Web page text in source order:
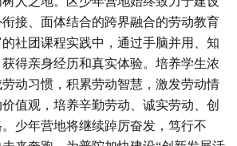
接、面体结合的跨界融合的劳动教育
社团课程实践中，通过手脑并用、知
得亲身经历和真实体验。培养学生浓
动习惯，积累劳动智慧，激发劳动情
值观，培养辛勤劳动、诚实劳动、创
少年营地将继续踔厉奋发，笃行不